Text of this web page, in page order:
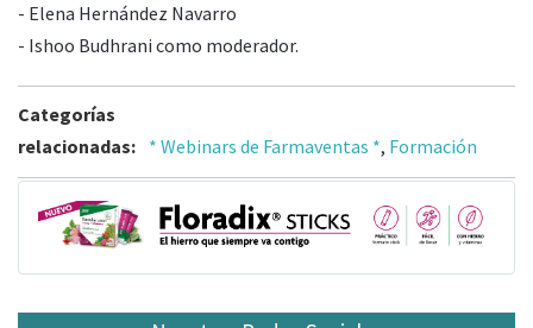
- Elena Hernández Navarro
- Ishoo Budhrani como moderador.
Categorías
relacionadas: * Webinars de Farmaventas *, Formación